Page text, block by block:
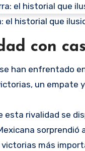
el historial que
con
han enfrentado
un empate
esta rivalidad se
sorprendió
victorias más